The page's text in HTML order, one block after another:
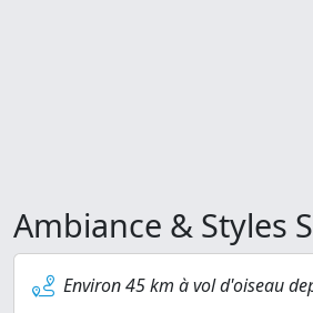
Ambiance & Styles
Environ 45 km à vol d'oiseau